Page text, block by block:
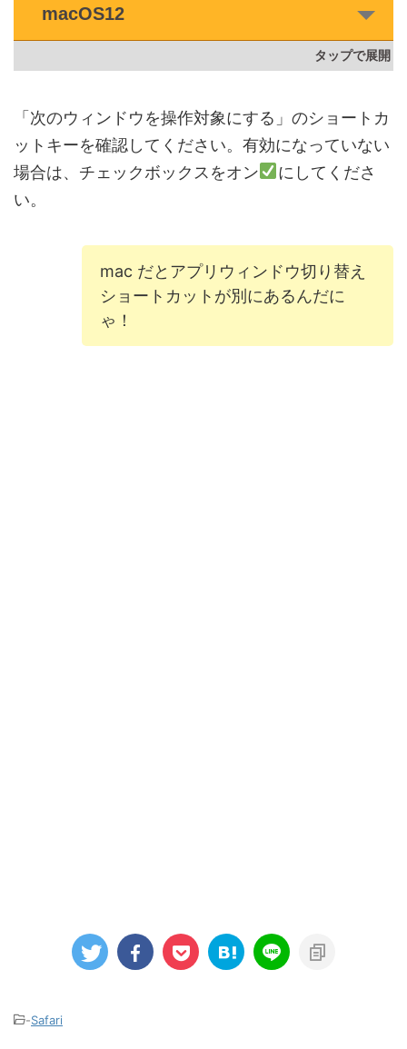
macOS12
「次のウィンドウを操作対象にする」のショートカ
ットキーを確認してください。有効になっていない
場合は、チェックボックスをオン
にしてくださ
い。
mac だとアプリウィンドウ切り替え
ショートカットが別にあるんだに
ゃ！
-Safari